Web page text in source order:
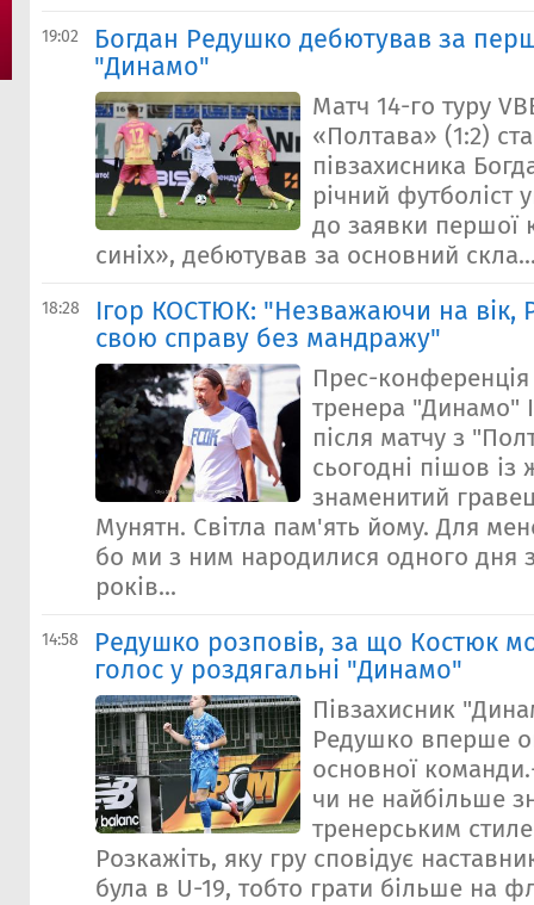
19:02
Богдан Редушко дебютував за
"Динамо"
Матч 14-го туру
«Полтава» (1:2)
півзахисника
річний футболіст
до заявки першої
синіх», дебютував за основний
18:28
Ігор КОСТЮК: "Незважаючи на вік,
свою справу без мандражу"
Прес-
тренера "Динамо"
після матчу з
сьогодні пішов із
знаменитий
Мунятн. Світла пам'ять йому. Для
бо ми з ним народилися одного дня
років...
14:58
Редушко розповів, за що Костюк
голос у роздягальні "Динамо"
Півзахисник
Редушко вперше
основної
чи не найбільше
тренерським
Розкажіть, яку гру сповідує
була в U-19, тобто грати більше на